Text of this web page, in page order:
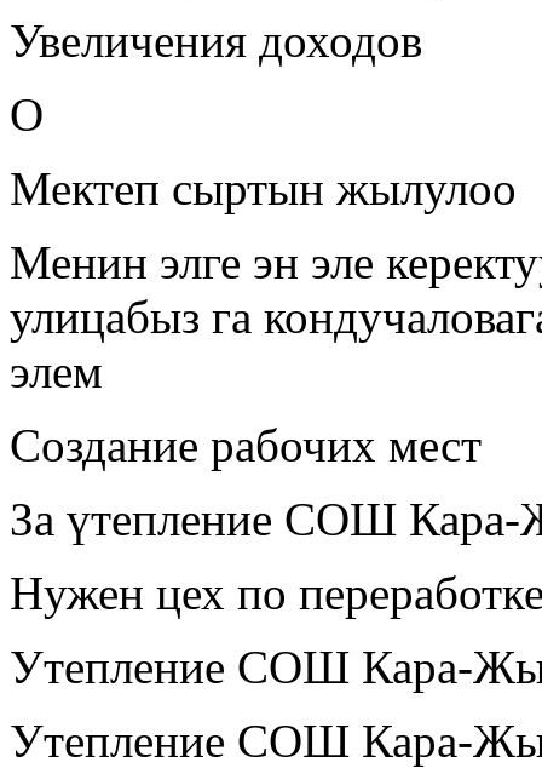
Увеличения доходов
О
Мектеп сыртын жылулоо
Менин элге эн эле
улицабыз га
элем
Создание рабочих мест
За үтепление СОШ Кара-
Нужен цех по
Утепление СОШ Кара-
Утепление СОШ Кара-